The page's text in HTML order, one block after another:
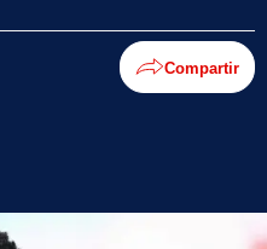
Compartir